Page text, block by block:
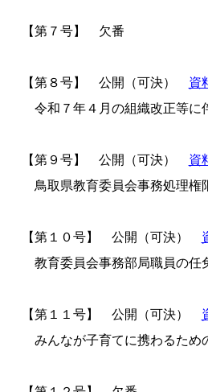
【第７号】 欠番
【第８号】 公開（可決） 資
令和７年４月の組織改正等に
【第９号】 公開（可決） 資
鳥取県教育委員会事務処理権
【第１０号】 公開（可決）
教育委員会事務部局職員の任
【第１１号】 公開（可決）
みんなが子育てに携わるため